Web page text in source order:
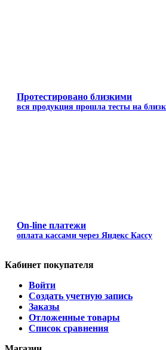
Протестировано близкими
вся продукция прошла тесты на
On-line платежи
оплата кассами через Яндекс Кассу
Кабинет покупателя
Войти
Создать учетную запись
Заказы
Отложенные товары
Список сравнения